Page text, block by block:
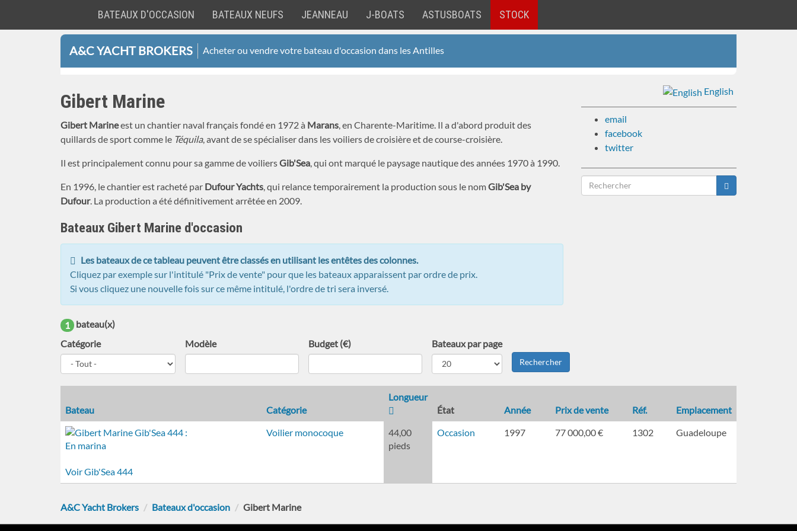
A&C
Yacht
Brokers
BATEAUX D'OCCASION BATEAUX NEUFS JEANNEAU J-BOATS ASTUSBOATS STOCK
A&C YACHT BROKERS Acheter ou vendre votre bateau d'occasion dans les Antilles
Gibert Marine
Gibert Marineest un chantier naval français fondé en 1972 à Marans, en Charente-Maritime. Il a d'abord produit des
quillards de sport comme le Téquila, avant de se spécialiser dans les voiliers de croisière et de course-croisière.
Il est principalement connu pour sa gamme de voiliersGib'Sea, qui ont marqué le paysage nautique des années 1970 à 1990.
En 1996, le chantier est racheté par Dufour Yachts, qui relance temporairement la production sous le nomGib'Sea by
Dufour. La production a été définitivement arrêtée en 2009.
English
email
facebook
twitter
Formulaire
de
Bateaux Gibert Marine d'occasion
Les bateaux de ce tableau peuvent être classés en utilisant les entêtes des colonnes.
Cliquez par exemple sur l'intitulé "Prix de vente" pour que les bateaux apparaissent par ordre de prix.
Si vous cliquez une nouvelle fois sur ce même intitulé, l'ordre de tri sera inversé.
1 bateau(x)
Catégorie
Modèle Budget (€) Bateaux par page
Rechercher
Bateau Catégorie
Longueur
État
Année Prix de vente Réf. Emplacement
Voir Gib'Sea 444
Voilier monocoque
44,00
pieds
Occasion 1997 77 000,00 € 1302 Guadeloupe
A&C Yacht Brokers Bateaux d'occasion Gibert Marine